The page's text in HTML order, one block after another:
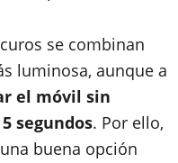
se combinan
luminosa, aunque a
el móvil sin
segundos. Por ello,
buena opción